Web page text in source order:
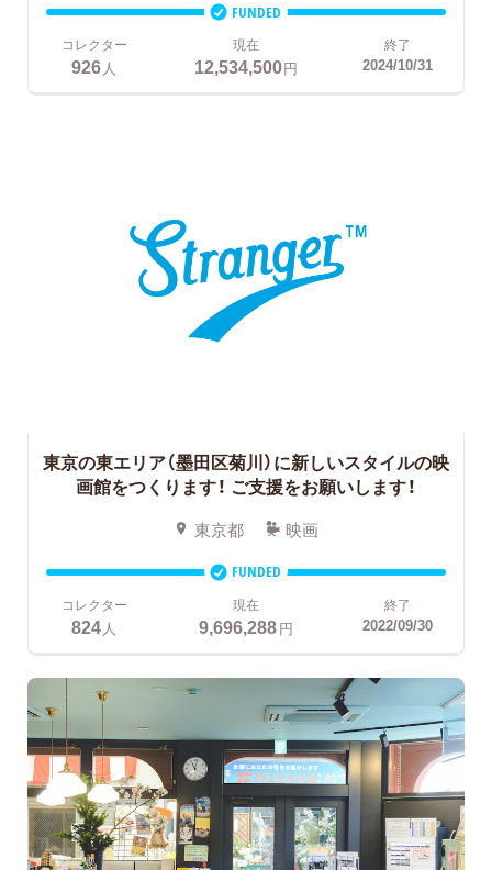
FUNDED
コレクター
926人
現在
12,534,500円
終了
2024/10/31
東京の東エリア（墨田区菊川）に新しいスタイルの映
画館をつくります！ ご支援をお願いします！
東京都 映画
FUNDED
コレクター
824 人
現在
9,696,288円
終了
2022/09/30